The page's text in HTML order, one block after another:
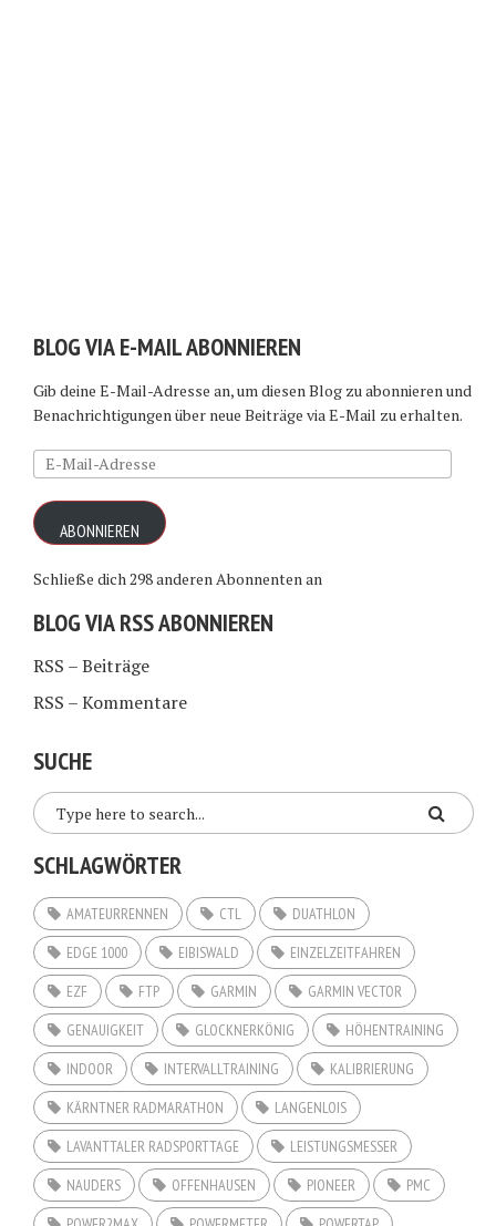
BLOG VIA E-MAIL ABONNIEREN
Gib deine E-Mail-Adresse an, um diesen Blog zu abonnieren und
Benachrichtigungen über neue Beiträge via E-Mail zu erhalten.
E-
Mail-
Adresse
ABONNIEREN
Schließe dich 298 anderen Abonnenten an
BLOG VIA RSS ABONNIEREN
RSS – Beiträge
RSS – Kommentare
SUCHE
SCHLAGWÖRTER
AMATEURRENNEN CTL
DUATHLON
EDGE 1000
EIBISWALD
EINZELZEITFAHREN
EZF
FTP GARMIN
GARMIN VECTOR
GENAUIGKEIT
GLOCKNERKÖNIG
HÖHENTRAINING
INDOOR
INTERVALLTRAINING
KALIBRIERUNG
KÄRNTNER RADMARATHON
LANGENLOIS
LAVANTTALER RADSPORTTAGE
LEISTUNGSMESSER
NAUDERS
OFFENHAUSEN PIONEER
PMC